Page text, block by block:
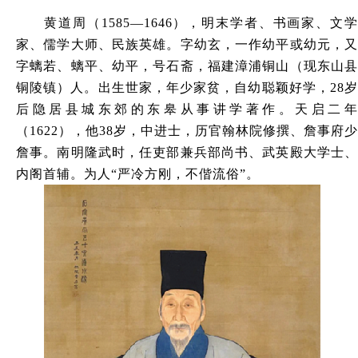
黄道周（ 1585—1646），明末学者、书画家、文学
家、儒学大师、民族英雄。字幼玄，一作幼平或幼元，又
字螭若、螭平、幼平，号石斋，福建漳浦铜山（现东山县
铜陵镇）人。出生世家，年少家贫，自幼聪颖好学，28岁
后隐居县城东郊的东皋从事讲学著作。天启二年
（1622），他38岁，中进士，历官翰林院修撰、詹事府少
詹事。南明隆武时，任吏部兼兵部尚书、武英殿大学士、
内阁首辅。为人“严冷方刚，不偕流俗”。